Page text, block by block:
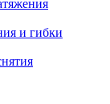
и гибки